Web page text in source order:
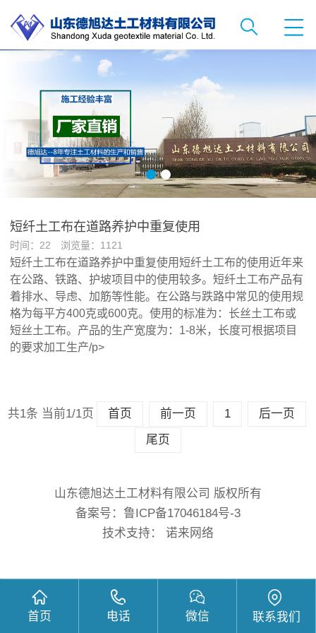
短纤土工布在道路养护中重复使用
时间：22 浏览量：1121
短纤土工布在道路养护中重复使用短纤土工布的使用近年来
在公路、铁路、护坡项目中的使用较多。短纤土工布产品有
着排水、导虑、加筋等性能。在公路与跌路中常见的使用规
格为每平方400克或600克。使用的标准为：长丝土工布或
短丝土工布。产品的生产宽度为：1-8米，长度可根据项目
的要求加工生产/p>
共1条 当前1/1页 首页 前一页 1
后一页
尾页
山东德旭达土工材料有限公司 版权所有
备案号： 鲁ICP备17046184号-3
技术支持： 诺来网络
首页 电话 微信 联系我们